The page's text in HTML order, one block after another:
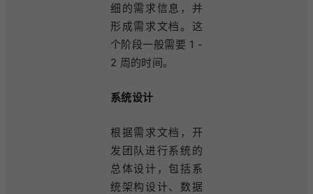
细的需求信息，并
形成需求文档。这
个阶段一般需要 1 -
2 周的时间。
系统设计
根据需求文档，开
发团队进行系统的
总体设计，包括系
统架构设计、数据